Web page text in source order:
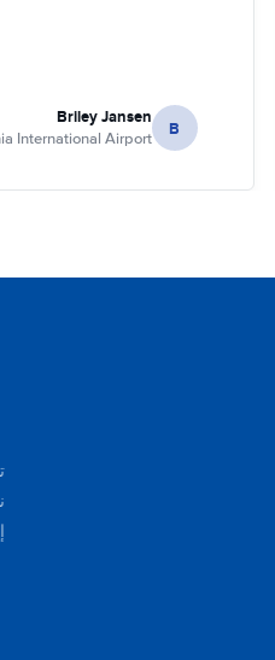
B
Briley Jansen
International Airport